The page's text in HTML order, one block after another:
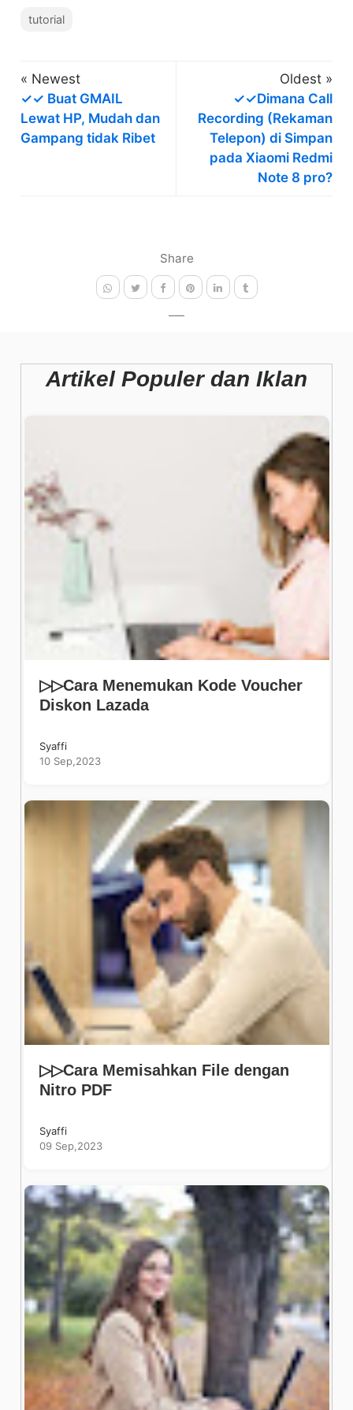
Share
tutorial
« Newest
✓✓ Buat GMAIL
Lewat HP, Mudah dan
Gampang tidak Ribet
Oldest »
✓✓Dimana Call
Recording (Rekaman
Telepon) di Simpan
pada Xiaomi Redmi
Note 8 pro?
Artikel Populer dan Iklan
▷▷Cara Menemukan Kode Voucher
Diskon Lazada
Syaffi
10 Sep,2023
▷▷Cara Memisahkan File dengan
Nitro PDF
Syaffi
09 Sep,2023